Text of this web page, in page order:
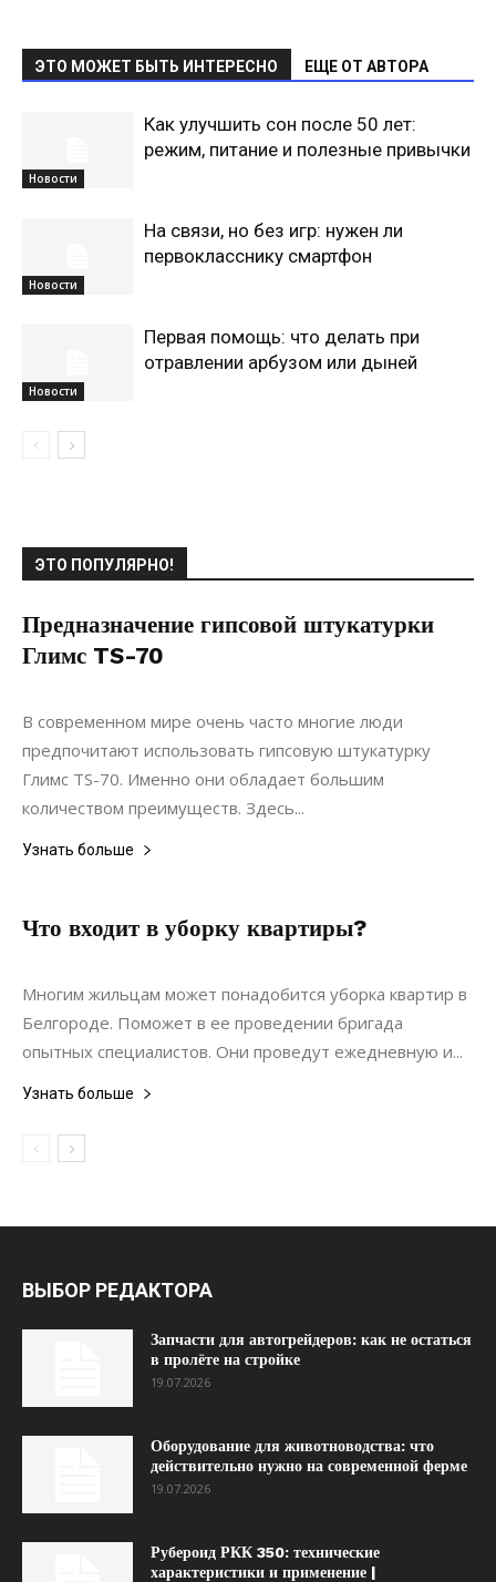
ЭТО МОЖЕТ БЫТЬ ИНТЕРЕСНО ЕЩЕ ОТ АВТОРА
Новости
Как улучшить сон после 50 лет:
режим, питание и полезные привычки
Новости
На связи, но без игр: нужен ли
первокласснику смартфон
Новости
Первая помощь: что делать при
отравлении арбузом или дыней
ЭТО ПОПУЛЯРНО!
Предназначение гипсовой штукатурки
Глимс TS-70
04.09.2020
В современном мире очень часто многие люди
предпочитают использовать гипсовую штукатурку
Глимс TS-70. Именно они обладает большим
количеством преимуществ. Здесь...
Узнать больше
Что входит в уборку квартиры?
03.12.2017
Многим жильцам может понадобится уборка квартир в
Белгороде. Поможет в ее проведении бригада
опытных специалистов. Они проведут ежедневную и...
Узнать больше
ВЫБОР РЕДАКТОРА
Запчасти для автогрейдеров: как не остаться
в пролёте на стройке
19.07.2026
Оборудование для животноводства: что
действительно нужно на современной ферме
19.07.2026
Рубероид РКК 350: технические
характеристики и применение |